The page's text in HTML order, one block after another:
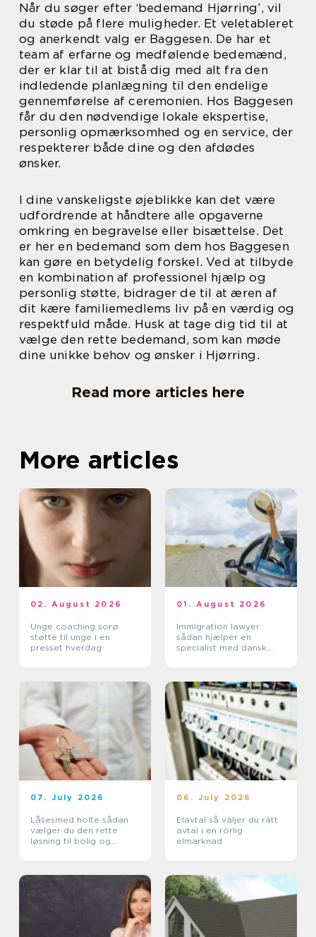
Når du søger efter ‘bedemand Hjørring’, vil
du støde på flere muligheder. Et veletableret
og anerkendt valg er Baggesen. De har et
team af erfarne og medfølende bedemænd,
der er klar til at bistå dig med alt fra den
indledende planlægning til den endelige
gennemførelse af ceremonien. Hos Baggesen
får du den nødvendige lokale ekspertise,
personlig opmærksomhed og en service, der
respekterer både dine og den afdødes
ønsker.
I dine vanskeligste øjeblikke kan det være
udfordrende at håndtere alle opgaverne
omkring en begravelse eller bisættelse. Det
er her en bedemand som dem hos Baggesen
kan gøre en betydelig forskel. Ved at tilbyde
en kombination af professionel hjælp og
personlig støtte, bidrager de til at æren af
dit kære familiemedlems liv på en værdig og
respektfuld måde. Husk at tage dig tid til at
vælge den rette bedemand, som kan møde
dine unikke behov og ønsker i Hjørring.
Read more articles here
More articles
02. August 2026
Unge coaching sorø
støtte til unge i en
presset hverdag
01. August 2026
Immigration lawyer:
sådan hjælper en
specialist med dansk
07. July 2026
Låsesmed holte sådan
vælger du den rette
løsning til bolig og
06. July 2026
Elavtal så väljer du rätt
avtal i en rörlig
elmarknad